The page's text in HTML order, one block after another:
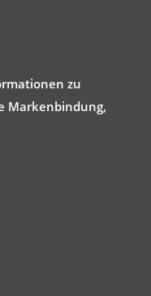
zu
Markenbindung,